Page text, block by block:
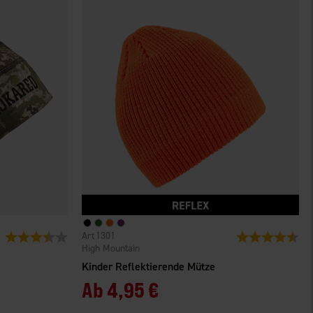
Bewertung: 3.6 von 5 Sternen
Kinder Reflektierende Mütze
High Mountain
1301
Ab4,95 €
Bewertung: